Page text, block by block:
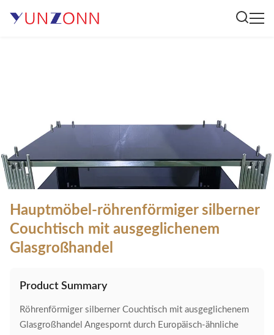
Hauptmöbel-röhrenförmiger silberner
Couchtisch mit ausgeglichenem
Glasgroßhandel
Product Summary
Röhrenförmiger silberner Couchtisch mit ausgeglichenem
Glasgroßhandel Angespornt durch Europäisch-ähnliche